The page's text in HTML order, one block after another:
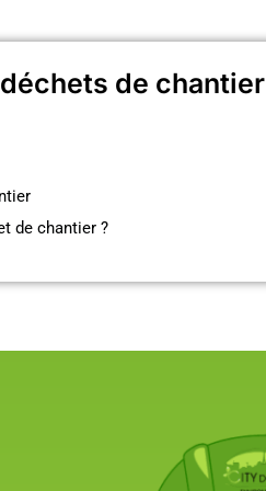
de chantier
de chantier ?